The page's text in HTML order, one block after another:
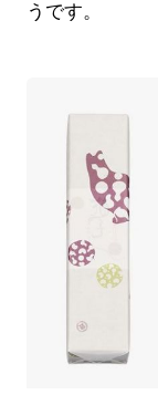
うです。